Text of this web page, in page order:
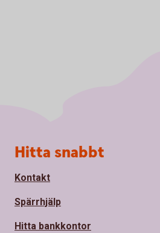
Sidfot
Hitta snabbt
Kontakt
Spärrhjälp
Hitta bankkontor